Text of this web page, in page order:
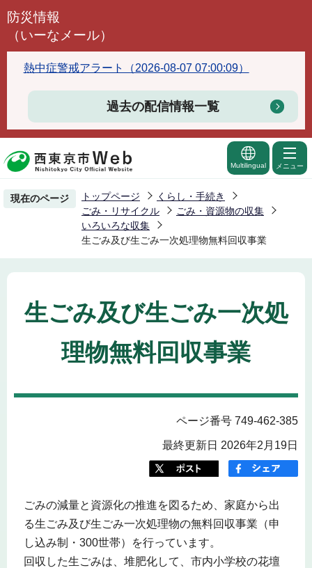
こ
頭
で
防災情報
（いーなメール）
熱中症警戒アラート（2026-08-07 07:00:09）
過去の配信情報一覧
Multilingual メニュー
現在のページ トップページ
くらし・手続き
ごみ・リサイクル
ごみ・資源物の収集
いろいろな収集
生ごみ及び生ごみ一次処理物無料回収事業
生ごみ及び生ごみ一次処
理物無料回収事業
ページ番号 749-462-385
最終更新日 2026年2月19日
ごみの減量と資源化の推進を図るため、家庭から出
る生ごみ及び生ごみ一次処理物の無料回収事業（申
し込み制・300世帯）を行っています。
回収した生ごみは、堆肥化して、市内小学校の花壇